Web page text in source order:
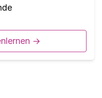
->